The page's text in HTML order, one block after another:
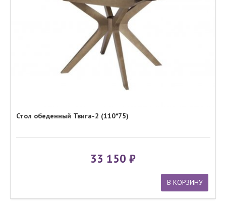
Стол обеденный Твига-2 (110*75)
33 150
В КОРЗИНУ